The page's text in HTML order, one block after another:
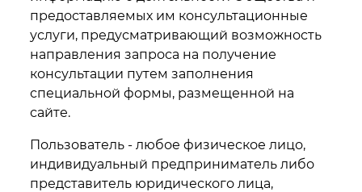
предоставляемых им консультационные
услуги, предусматривающий возможность
направления запроса на получение
консультации путем заполнения
специальной формы, размещенной на
сайте.
Пользователь - любое физическое лицо,
индивидуальный предприниматель либо
представитель юридического лица,